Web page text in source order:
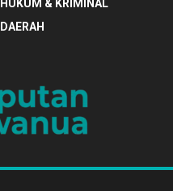
HUKUM & KRIMINAL
DAERAH